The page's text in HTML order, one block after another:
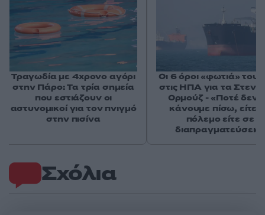
Σχόλια
Τραγωδία με 4χρονο αγόρι
στην Πάρο: Τα τρία σημεία
που εστιάζουν οι
αστυνομικοί για τον πνιγμό
στην πισίνα
Οι 6 όροι «φωτιά» του
στις ΗΠΑ για τα Στενά
Ορμούζ - «Ποτέ δεν
κάνουμε πίσω, είτε
πόλεμο είτε σε
διαπραγματεύσεις»